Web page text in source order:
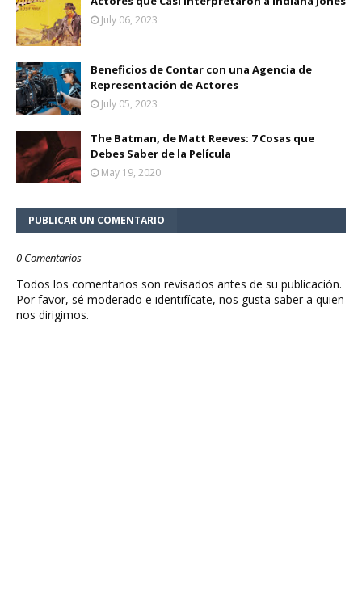
July 06, 2023
Beneficios de Contar con una Agencia de
Representación de Actores
July 05, 2023
The Batman, de Matt Reeves: 7 Cosas que
Debes Saber de la Película
May 19, 2020
PUBLICAR UN COMENTARIO
0 Comentarios
Todos los comentarios son revisados antes de su publicación.
Por favor, sé moderado e identifícate, nos gusta saber a quien
nos dirigimos.